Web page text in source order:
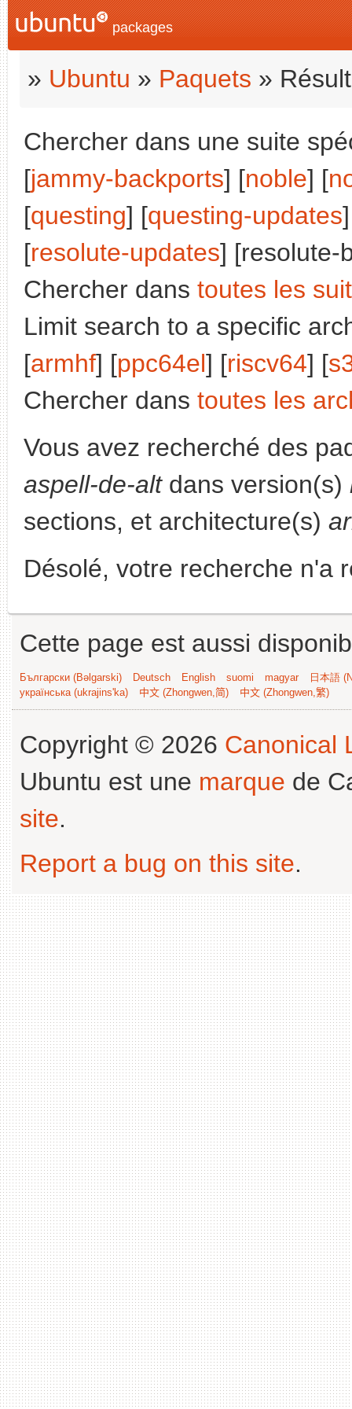
packages
» Ubuntu » Paquets »
Chercher dans une suite
[jammy-backports] [noble] [
[questing] [questing-updates
[resolute-updates] [resolute-
Chercher dans toutes les
Limit search to a specific
[armhf] [ppc64el] [riscv64] [
Chercher dans toutes les
Vous avez recherché des
aspell-de-altdans version(s)
sections, et architecture(s)
Désolé, votre recherche n'a
Cette page est aussi
Български (Bəlgarski) Deutsch English suomi magyar
日本語
українська (ukrajins'ka)
中文 (Zhongwen,简) 中文 (Zhongwen,繁)
Copyright © 2026 Canonical
Ubuntu est une marque de
site.
Report a bug on this site.